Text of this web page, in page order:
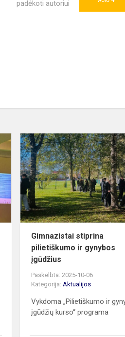
padėkoti autoriui
Patirtis
konferencijoje
„Tvari
mokykla
2030“
Gimnazistai stiprina
pilietiškumo ir gynybos
įgūdžius
Paskelbta: 2025-10-06
Kategorija:Aktualijos
Vykdoma „Pilietiškumo ir
įgūdžių kurso“ programa